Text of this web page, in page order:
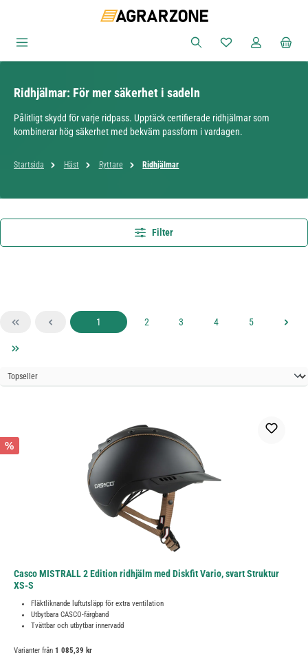
Du har 0 objekt i
Ridhjälmar: För mer säkerhet i sadeln
Pålitligt skydd för varje ridpass. Upptäck certifierade ridhjälmar som
kombinerar hög säkerhet med bekväm passform i vardagen.
Startsida Häst Ryttare Ridhjälmar
Filter
Sida
1 Sida
2 Sida
3 Sida
4 Sida
5
%
Casco MISTRALL 2 Edition ridhjälm med Diskfit Vario, svart Struktur
XS-S
Fläktliknande luftutsläpp för extra ventilation
Utbytbara CASCO-färgband
Tvättbar och utbytbar innervadd
Varianter från 1 085,39 kr